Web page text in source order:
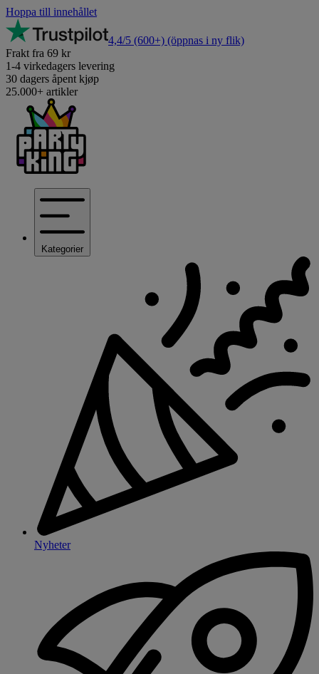
Hoppa till innehållet
4,4/5 (600+) (öppnas i ny flik)
Frakt fra 69 kr
1-4 virkedagers levering
30 dagers åpent kjøp
25.000+ artikler
Kategorier
Nyheter